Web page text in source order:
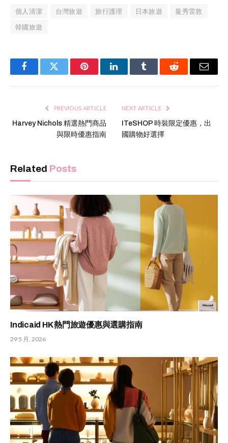
個人清潔 台灣旅遊 旅行護理 日本旅遊
曼秀雷敦
韓國旅遊
FacebookTwitter PinterestLinkedInTumblr Reddit Email
PREVIOUS ARTICLE
Harvey Nichols 精選熱門商品
與限時優惠指南
NEXT ARTICLE
ITeSHOP 時裝限定優惠，出
國購物好選擇
Related Posts
Indicaid HK 熱門旅遊優惠與選購指南
29 5 月, 2026